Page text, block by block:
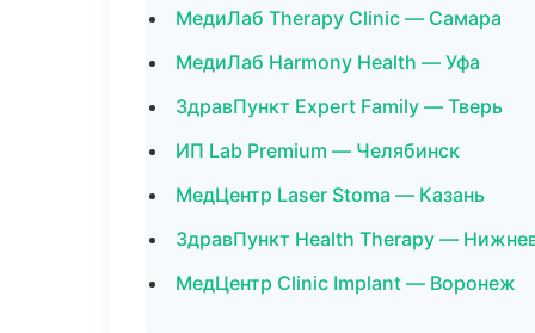
МедиЛаб Therapy Clinic — Самара
МедиЛаб Harmony Health — Уфа
ЗдравПункт Expert Family — Тверь
ИП Lab Premium — Челябинск
МедЦентр Laser Stoma — Казань
ЗдравПункт Health Therapy —
МедЦентр Clinic Implant — Воронеж